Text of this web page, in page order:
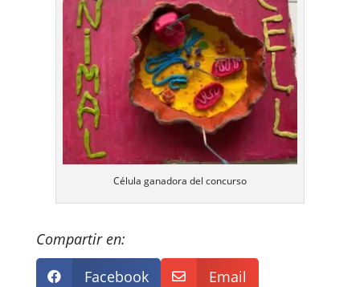
Célula ganadora del concurso
Compartir en:
 Facebook  Email